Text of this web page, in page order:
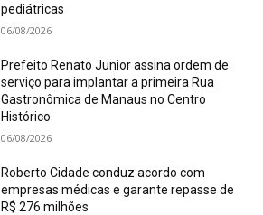
pediátricas
06/08/2026
Prefeito Renato Junior assina ordem de
serviço para implantar a primeira Rua
Gastronômica de Manaus no Centro
Histórico
06/08/2026
Roberto Cidade conduz acordo com
empresas médicas e garante repasse de
R$ 276 milhões